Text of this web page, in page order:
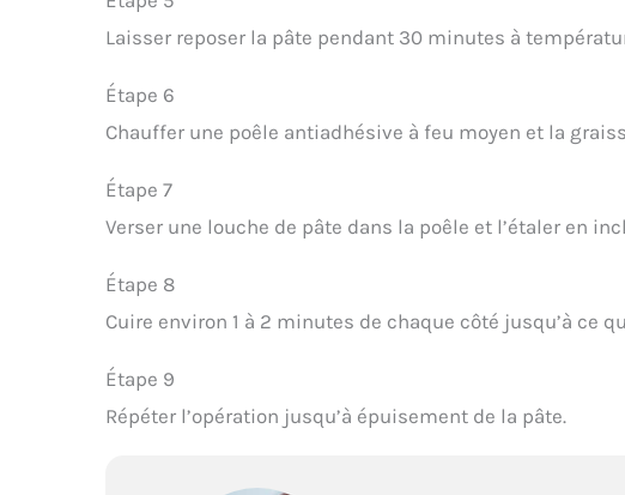
Laisser reposer la pâte pendant 30 minutes à
Étape 6
Chauffer une poêle antiadhésive à feu moyen et la
Étape 7
Verser une louche de pâte dans la poêle et l’étaler en
Étape 8
Cuire environ 1 à 2 minutes de chaque côté jusqu’à ce
Étape 9
Répéter l’opération jusqu’à épuisement de la pâte.